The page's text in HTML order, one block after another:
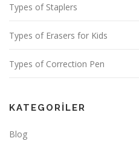
Types of Staplers
Types of Erasers for Kids
Types of Correction Pen
KATEGORILER
Blog